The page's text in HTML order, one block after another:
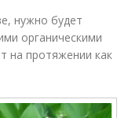
нужно будет
органическими
на протяжении как